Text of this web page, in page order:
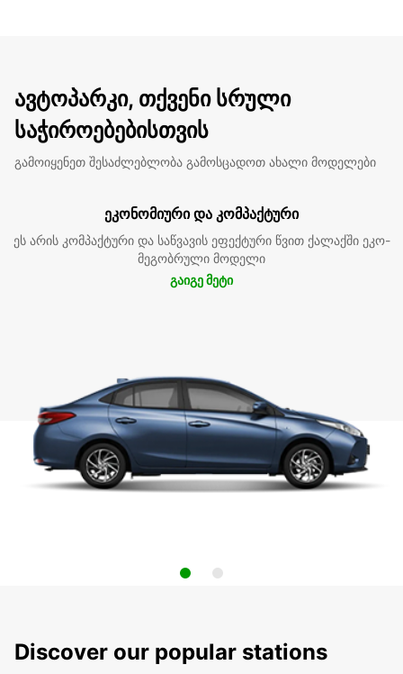
ავტოპარკი, თქვენი სრული
საჭიროებებისთვის
გამოიყენეთ შესაძლებლობა გამოსცადოთ ახალი მოდელები
ეკონომიური და კომპაქტური
ეს არის კომპაქტური და საწვავის ეფექტური წვით ქალაქში ეკო-
მეგობრული მოდელი
გაიგე მეტი
Discover our popular stations